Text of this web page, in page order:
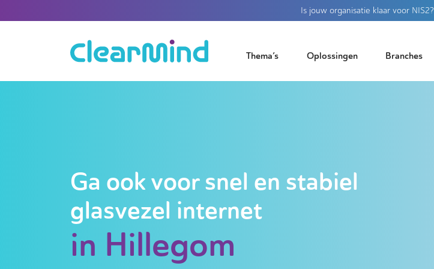
Is jouw organisatie klaar voor NIS2?
Thema’s Oplossingen Branches
Ga ook voor snel en stabiel
glasvezel internet
in Hillegom